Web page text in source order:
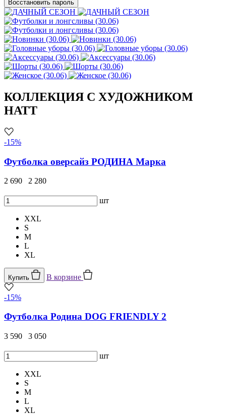
Восстановить пароль
КОЛЛЕКЦИЯ С ХУДОЖНИКОМ
HATT
-15%
Футболка оверсайз РОДИНА Марка
2 690 2 280
шт
XXL
S
M
L
XL
Купить В корзине
-15%
Футболка Родина DOG FRIENDLY 2
3 590 3 050
шт
XXL
S
M
L
XL